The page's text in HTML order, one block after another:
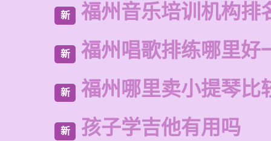
新 福州音乐培训机构排
新 福州唱歌排练哪里好
新 福州哪里卖小提琴比
新 孩子学吉他有用吗